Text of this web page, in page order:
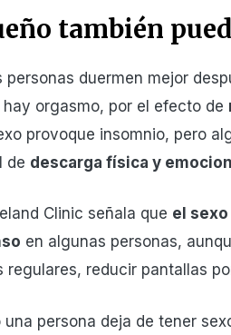
también
personas duermen mejor
hay orgasmo, por el efecto de
provoque insomnio, pero
de descarga física y
Clinic señala que el
en algunas personas,
regulares, reducir pantallas
una persona deja de tener